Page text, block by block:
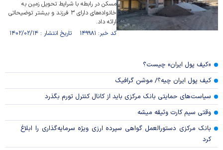
مسکن در رابطه با شرایط تحویل زمین به
خانواده‌های دارای ۳ فرزند و بیشتر توضیحاتی
ارائه داد.
کد خبر: ۱۴۹۹۸۱ تاریخ انتشار : ۱۴۰۲/۰۲/۱۴
«کیف پول ایران» چیست؟
کیف پول ایران چیه؟/ موشن گرافیک
سیاست‌های حمایتی بانک مرکزی باید از کانال کنترل تورم بگذرد
وقتی سیم کارت وثیقه میشه
بانک مرکزی دستورالعمل گواهی سپرده ارزی ویژه سرمایه‌گذاری را ابلاغ
کرد